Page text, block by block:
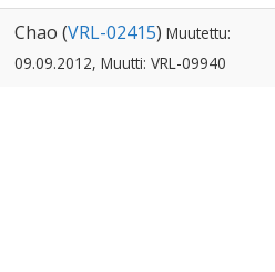
Chao (VRL-02415) Muutettu:
09.09.2012, Muutti: VRL-09940